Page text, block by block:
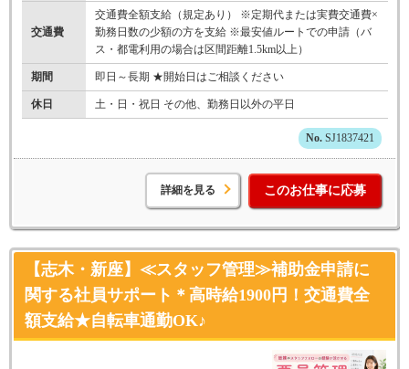
交通費
交通費全額支給（規定あり） ※定期代または実費交通費×
勤務日数の少額の方を支給 ※最安値ルートでの申請（バ
ス・都電利用の場合は区間距離1.5km以上）
期間 即日～長期 ★開始日はご相談ください
休日 土・日・祝日 その他、勤務日以外の平日
SJ1837421
詳細を見る このお仕事に応募
【志木・新座】≪スタッフ管理≫補助金申請に
関する社員サポート＊高時給1900円！交通費全
額支給★自転車通勤OK♪